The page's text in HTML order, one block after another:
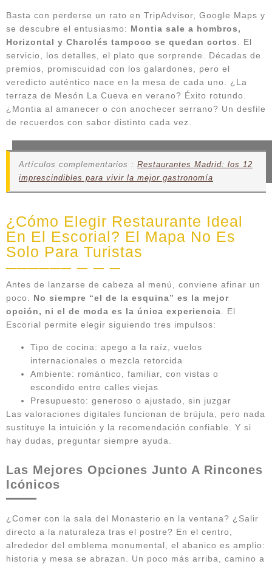
Basta con perderse un rato en TripAdvisor, Google Maps y
se descubre el entusiasmo: Montia sale a hombros,
Horizontal y Charolés tampoco se quedan cortos
. El
servicio, los detalles, el plato que sorprende. Décadas de
premios, promiscuidad con los galardones, pero el
veredicto auténtico nace en la mesa de cada uno. ¿La
terraza de Mesón La Cueva en verano? Éxito rotundo.
¿Montia al amanecer o con anochecer serrano? Un desfile
de recuerdos con sabor distinto cada vez.
Artículos complementarios : Restaurantes Madrid: los 12
imprescindibles para vivir la mejor gastronomía
¿Cómo Elegir Restaurante Ideal
En El Escorial? El Mapa No Es
Solo Para Turistas
Antes de lanzarse de cabeza al menú, conviene afinar un
poco. No siempre “el de la esquina” es la mejor
opción, ni el de moda es la única experiencia . El
Escorial permite elegir siguiendo tres impulsos:
Tipo de cocina: apego a la raíz, vuelos
internacionales o mezcla retorcida
Ambiente: romántico, familiar, con vistas o
escondido entre calles viejas
Presupuesto: generoso o ajustado, sin juzgar
Las valoraciones digitales funcionan de brújula, pero nada
sustituye la intuición y la recomendación confiable. Y si
hay dudas, preguntar siempre ayuda.
Las Mejores Opciones Junto A Rincones
Icónicos
¿Comer con la sala del Monasterio en la ventana? ¿Salir
directo a la naturaleza tras el postre? En el centro,
alrededor del emblema monumental, el abanico es amplio:
historia y mesa se abrazan. Un poco más arriba, camino a